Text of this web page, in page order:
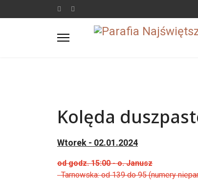
Kolęda
Wtorek - 02.01.2024
od godz. 15:00 - o. Janusz
Tarnowska: od 139 do 95 (numery